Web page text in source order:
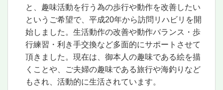
と、趣味活動を行う為の歩行や動作を改善したい
というご希望で、平成20年から訪問リハビリを開
始しました。生活動作の改善や動作バランス・歩
行練習・利き手交換など多面的にサポートさせて
頂きました。現在は、御本人の趣味である絵を描
くことや、ご夫婦の趣味である旅行や海釣りなど
もされ、活動的に生活されています。